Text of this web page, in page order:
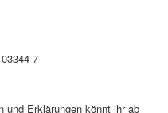
7
und Erklärungen könnt ihr ab